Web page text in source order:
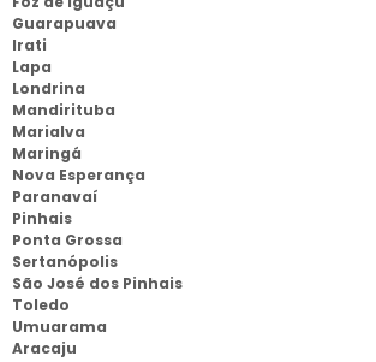
Guarapuava
Irati
Lapa
Londrina
Mandirituba
Marialva
Maringá
Nova Esperança
Paranavaí
Pinhais
Ponta Grossa
Sertanópolis
São José dos Pinhais
Toledo
Umuarama
Aracaju